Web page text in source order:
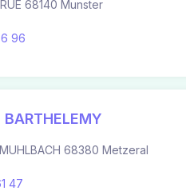
68140 Munster
96
BARTHELEMY
MUHLBACH 68380 Metzeral
47